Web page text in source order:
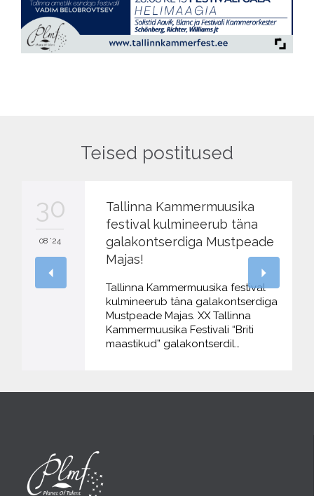
Teised postitused
30
08 '24
Tallinna Kammermuusika
festival kulmineerub täna
galakontserdiga Mustpeade
Majas!
Tallinna Kammermuusika festival
kulmineerub täna galakontserdiga
Mustpeade Majas. XX Tallinna
Kammermuusika Festivali “Briti
maastikud” galakontserdil…